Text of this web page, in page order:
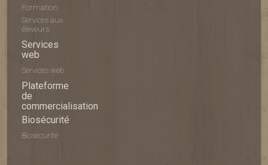
Formation
Services aux
éleveurs
Services
web
Services web
Plateforme
de
commercialisation
Biosécurité
Biosécurité